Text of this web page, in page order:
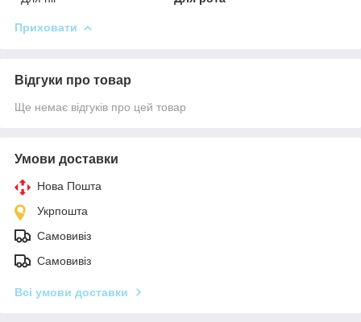
Приховати
Відгуки про товар
Ще немає відгуків про цей товар
Умови доставки
Нова Пошта
Укрпошта
Самовивіз
Самовивіз
Всі умови доставки